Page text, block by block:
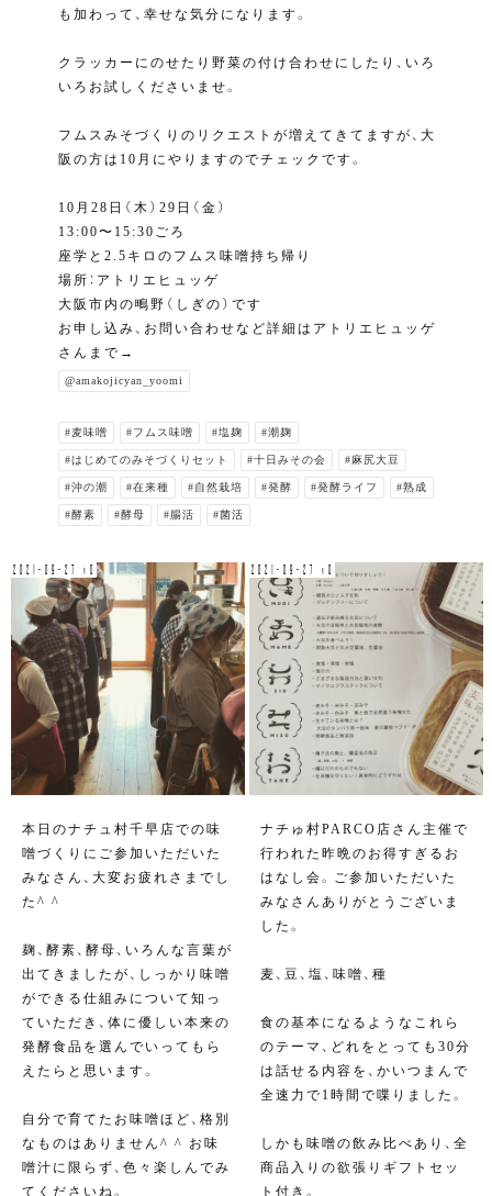
も加わって、幸せな気分になります。
クラッカーにのせたり野菜の付け合わせにしたり、いろ
いろお試しくださいませ。
フムスみそづくりのリクエストが増えてきてますが、大
阪の方は10月にやりますのでチェックです。
10月28日（木）29日（金）
13:00〜15:30ごろ
座学と2.5キロのフムス味噌持ち帰り
場所：アトリエヒュッゲ
大阪市内の鴫野（しぎの）です
お申し込み、お問い合わせなど詳細はアトリエヒュッゲ
さんまで→
@amakojicyan_yoomi
#麦味噌 #フムス味噌 #塩麹 #潮麹
#はじめてのみそづくりセット #十日みその会 #麻尻大豆
#沖の潮 #在来種 #自然栽培 #発酵 #発酵ライフ #熟成
#酵素 #酵母 #腸活 #菌活
2021-09-27 v0
本日のナチュ村千早店での味
噌づくりにご参加いただいた
みなさん、大変お疲れさまでし
た^ ^
麹、酵素、酵母、いろんな言葉が
出てきましたが、しっかり味噌
ができる仕組みについて知っ
ていただき、体に優しい本来の
発酵食品を選んでいってもら
えたらと思います。
自分で育てたお味噌ほど、格別
なものはありません^ ^ お味
噌汁に限らず、色々楽しんでみ
てくださいね。
2021-09-27 v0
ナチゅ村PARCO店さん主催で
行われた昨晩のお得すぎるお
はなし会。ご参加いただいた
みなさんありがとうございま
した。
麦、豆、塩、味噌、種
食の基本になるようなこれら
のテーマ、どれをとっても30分
は話せる内容を、かいつまんで
全速力で1時間で喋りました。
しかも味噌の飲み比べあり、全
商品入りの欲張りギフトセッ
ト付き。